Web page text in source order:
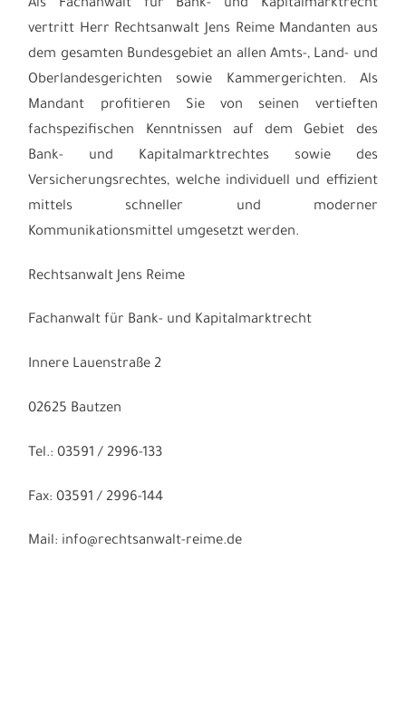
Als Fachanwalt für Bank- und Kapitalmarktrecht
vertritt Herr Rechtsanwalt Jens Reime Mandanten aus
dem gesamten Bundesgebiet an allen Amts-, Land- und
Oberlandesgerichten sowie Kammergerichten. Als
Mandant profitieren Sie von seinen vertieften
fachspezifischen Kenntnissen auf dem Gebiet des
Bank- und Kapitalmarktrechtes sowie des
Versicherungsrechtes, welche individuell und effizient
mittels schneller und moderner
Kommunikationsmittel umgesetzt werden.
Rechtsanwalt Jens Reime
Fachanwalt für Bank- und Kapitalmarktrecht
Innere Lauenstraße 2
02625 Bautzen
Tel.: 03591 / 2996-133
Fax: 03591 / 2996-144
Mail: info@rechtsanwalt-reime.de